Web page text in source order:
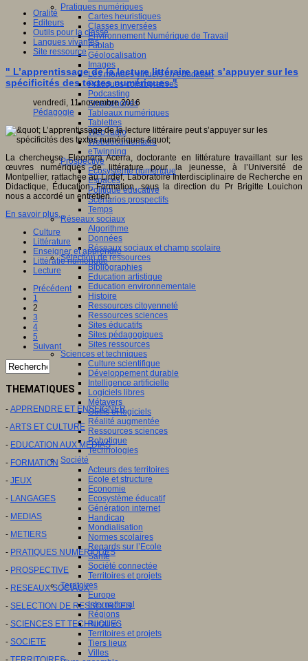
Pratiques numériques
Cartes heuristiques
Classes inversées
Environnement Numérique de Travail
Fablab
Géolocalisation
Images
Les mondes virtuels en éducation
Pratiques collaboratives
Podcasting
Smartphones
Tableaux numériques
Tablettes
Web radio
Webdocumentaire
eTwinning
Prospective
Ecosystème numérique
Espaces
Politique éducative
Scénarios prospectifs
Temps
Réseaux sociaux
Algorithme
Données
Réseaux sociaux et champ scolaire
Sélection de ressources
Bibliographies
Education artistique
Education environnementale
Histoire
Ressources citoyenneté
Ressources sciences
Sites éducatifs
Sites pédagogiques
Sites ressources
Sciences et techniques
Culture scientifique
Développement durable
Intelligence artificielle
Logiciels libres
Métavers
Outils et logiciels
Réalité augmentée
Ressources sciences
Robotique
Technologies
Société
Acteurs des territoires
Ecole et structure
Economie
Ecosystème éducatif
Génération internet
Handicap
Mondialisation
Normes scolaires
Regards sur l’Ecole
Santé
Société connectée
Territoires et projets
Territoires
Europe
International
Régions
Ruralité
Territoires et projets
Tiers lieux
Villes
Oralité
Editeurs
Outils pour la classe
Langues vivantes
Site ressource
" L’apprentissage de la lecture littéraire peut s’appuyer sur les
spécificités des textes numériques "
vendredi, 11 novembre 2016
Pédagogie
La chercheuse Eleonora Acerra, doctorante en littérature travaillant sur les
œuvres numériques de littérature pour la jeunesse, à l’Université de
Montpellier, rattachée au Lirdef, Laboratoire Interdisciplinaire de Recherche en
Didactique, Éducation, Formation, sous la direction du Pr Brigitte Louichon
nous a accordé un entretien.
En savoir plus...
Culture
Littérature
Enseigner et apprendre
Littératie numérique
Lecture
Précédent
1
2
3
4
5
Suivant
THEMATIQUES
- APPRENDRE ET ENSEIGNER
-ARTS ET CULTURE
- EDUCATION AUX MEDIAS
- FORMATION
- JEUX
- LANGAGES
- MEDIAS
- METIERS
- PRATIQUES NUMERIQUES
- PROSPECTIVE
- RESEAUX SOCIAUX
- SELECTION DE RESSOURCES
- SCIENCES ET TECHNIQUES
- SOCIETE